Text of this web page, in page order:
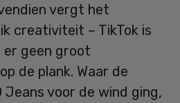
vergt het
creativiteit – TikTok is
er geen groot
de plank. Waar de
Jeans voor de wind ging,